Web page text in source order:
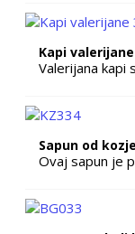
Kapi valerijane
Valerijana kapi
Sapun od
Ovaj sapun je